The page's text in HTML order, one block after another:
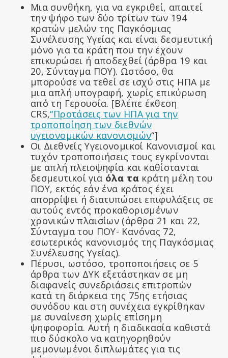
Μια συνθήκη, για να εγκριθεί, απαιτεί
την ψήφο των δύο τρίτων των 194
κρατών μελών της Παγκόσμιας
Συνέλευσης Υγείας και είναι δεσμευτική
μόνο για τα κράτη που την έχουν
επικυρώσει ή αποδεχθεί (άρθρα 19 και
20, Σύνταγμα ΠΟΥ). Ωστόσο, θα
μπορούσε να τεθεί σε ισχύ στις ΗΠΑ με
μια απλή υπογραφή, χωρίς επικύρωση
από τη Γερουσία. [Βλέπε έκθεση
CRS,“Προτάσεις των ΗΠΑ για την
τροποποίηση των διεθνών
υγειονομικών κανονισμών“]
Οι Διεθνείς Υγειονομικοί Κανονισμοί και
τυχόν τροποποιήσεις τους εγκρίνονται
με απλή πλειοψηφία και καθίστανται
δεσμευτικοί για όλα τακράτη μέλη του
ΠΟΥ, εκτός εάν ένα κράτος έχει
απορρίψει ή διατυπώσει επιφυλάξεις σε
αυτούς εντός προκαθορισμένων
χρονικών πλαισίων (άρθρα 21 και 22,
Σύνταγμα του ΠΟΥ- Κανόνας 72,
εσωτερικός κανονισμός της Παγκόσμιας
Συνέλευσης Υγείας).
Πέρυσι, ωστόσο, τροποποιήσεις σε 5
άρθρα των ΔΥΚ εξετάστηκαν σε μη
διαφανείς συνεδριάσεις επιτροπών
κατά τη διάρκεια της 75ης ετήσιας
συνόδου και στη συνέχεια εγκρίθηκαν
με συναίνεση χωρίς επίσημη
ψηφοφορία. Αυτή η διαδικασία καθιστά
πιο δύσκολο να κατηγορηθούν
μεμονωμένοι διπλωμάτες για τις